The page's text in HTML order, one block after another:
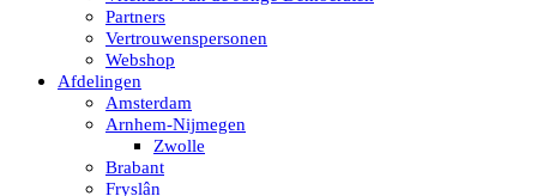
Partners
Vertrouwenspersonen
Webshop
Afdelingen
Amsterdam
Arnhem-Nijmegen
Zwolle
Brabant
Fryslân